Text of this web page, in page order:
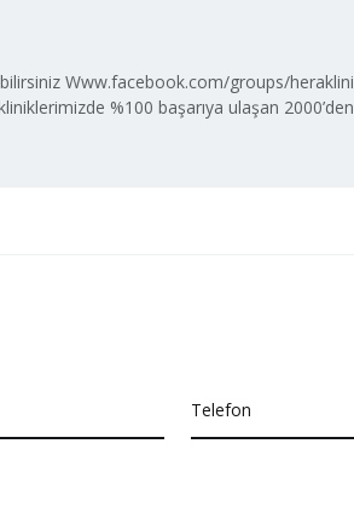
Www.facebook.com/groups/
%100 başarıya ulaşan
Telefon